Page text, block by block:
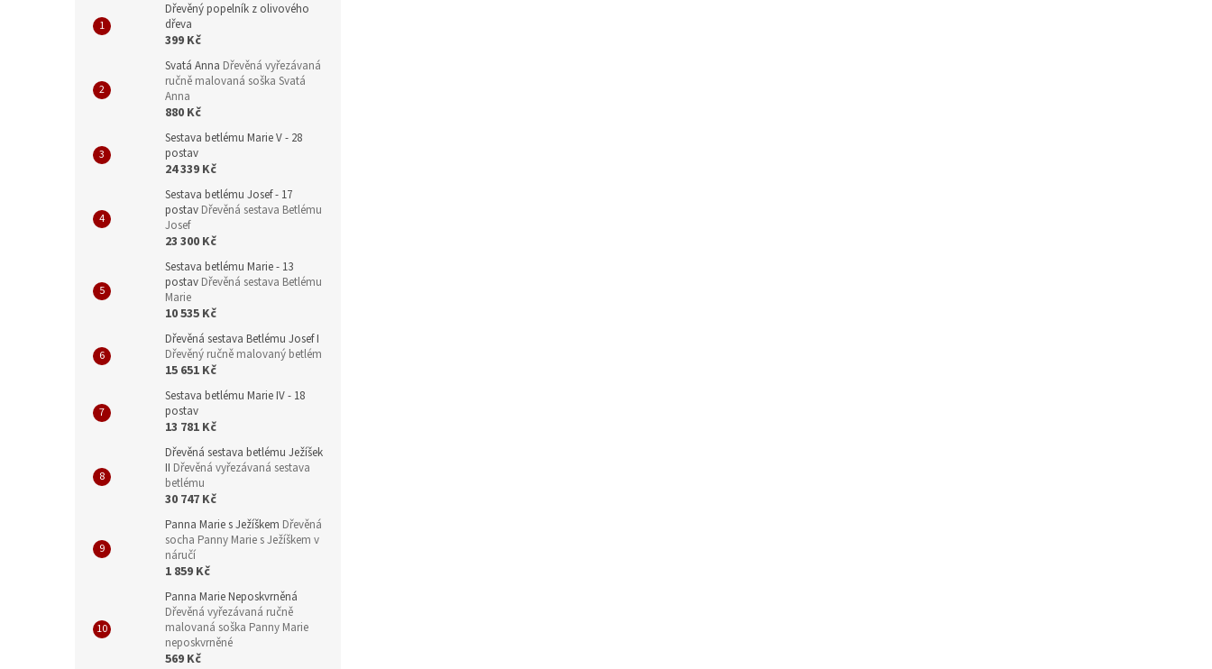
Dřevěný popelník z olivového
dřeva
399 Kč
Svatá Anna Dřevěná vyřezávaná
ručně malovaná soška Svatá
Anna
880 Kč
Sestava betlému Marie V - 28
postav
24 339 Kč
Sestava betlému Josef - 17
postav Dřevěná sestava Betlému
Josef
23 300 Kč
Sestava betlému Marie - 13
postav Dřevěná sestava Betlému
Marie
10 535 Kč
Dřevěná sestava Betlému Josef I
Dřevěný ručně malovaný betlém
15 651 Kč
Sestava betlému Marie IV - 18
postav
13 781 Kč
Dřevěná sestava betlému Ježíšek
II Dřevěná vyřezávaná sestava
betlému
30 747 Kč
Panna Marie s Ježíškem Dřevěná
socha Panny Marie s Ježíškem v
náručí
1 859 Kč
Panna Marie Neposkvrněná
Dřevěná vyřezávaná ručně
malovaná soška Panny Marie
neposkvrněné
569 Kč